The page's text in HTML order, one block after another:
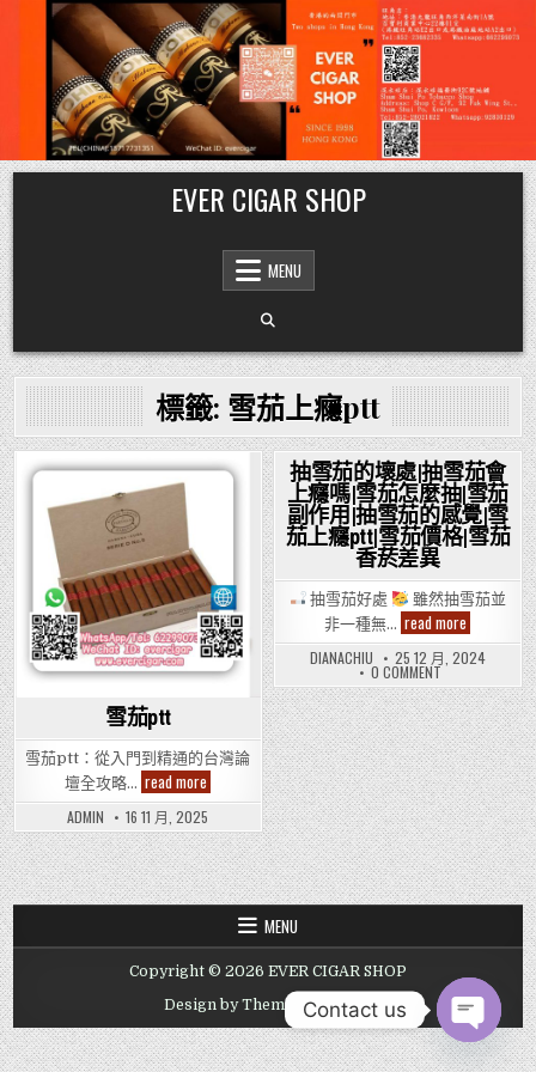
Skip
to
content
EVER CIGAR SHOP
MENU
標籤: 雪茄上癮ptt
雪茄ptt
雪茄ptt：從入門到精通的台灣論
壇全攻略… read more
茄
ptt
ADMIN 16 11 月, 2025
Posted
in
抽雪茄的壞處|抽雪茄會
上癮嗎|雪茄怎麼抽|雪茄
副作用|抽雪茄的感覺|雪
茄上癮ptt|雪茄價格|雪茄
香菸差異
抽雪茄好處
雖然抽雪茄並
非一種無… read more
雪
茄
的
壞
處|
抽
雪
茄
會
上
癮
嗎|
雪
茄
怎
麼
抽|
雪
作
抽
雪
茄
的
感
覺|
DIANACHIU 25 12 月, 2024
0 COMMENTON
抽
雪
茄
的
壞
處|
抽
雪
茄
會
上
癮
嗎|
雪
茄
怎
雪
作
用|
雪
茄
的
MENU
Copyright © 2026 EVER CIGAR SHOP
Design by ThemesDNA.com
Contact us
OPEN